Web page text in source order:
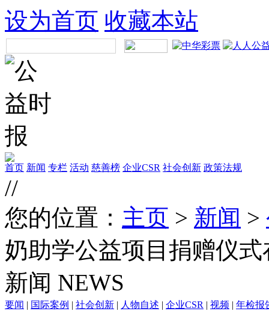
设为首页 收藏本站
首页 新闻 专栏 活动 慈善榜 企业CSR 社会创新 政策法规
//
您的位置： 主页 > 新闻 >
奶助学公益项目捐赠仪
新闻 NEWS
要闻 | 国际案例 | 社会创新 | 人物自述 | 企业CSR | 视频 | 年检报